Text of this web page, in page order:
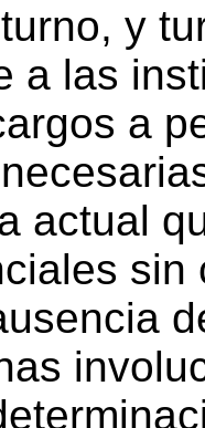
y
a las
a
actual